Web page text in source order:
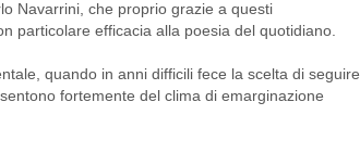
Navarrini, che proprio grazie a questi
particolare efficacia alla poesia del quotidiano.
quando in anni difficili fece la scelta di seguire
fortemente del clima di emarginazione